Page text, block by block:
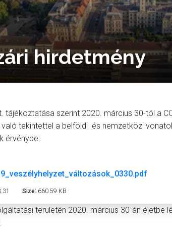
hirdetmény
tájékoztatása szerint 2020. március 30-tól a
tekintettel a belföldi és nemzetközi
érvénybe:
Size: 660.59 KB
területén 2020. március 30-án életbe